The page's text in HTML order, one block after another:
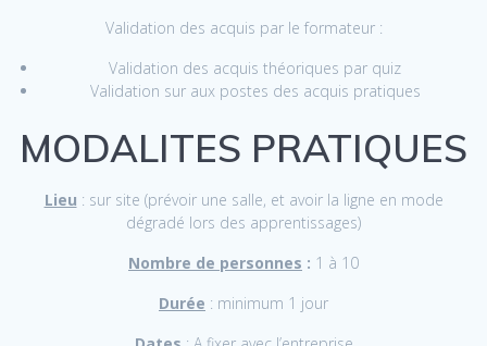
Validation des acquis par le formateur :
Validation des acquis théoriques par quiz
Validation sur aux postes des acquis pratiques
MODALITES PRATIQUES
Lieu : sur site (prévoir une salle, et avoir la ligne en mode
dégradé lors des apprentissages)
Nombre de personnes : 1 à 10
Durée : minimum 1 jour